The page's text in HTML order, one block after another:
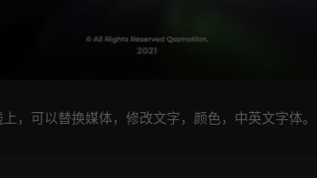
，可以替换媒体，修改文字，颜色，中英文字体。